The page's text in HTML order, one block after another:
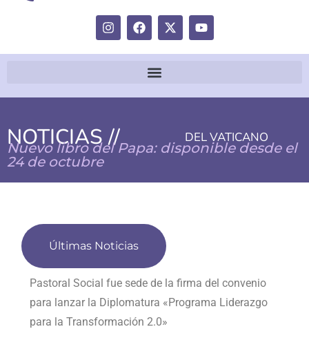
NOTICIAS // DEL VATICANO
Nuevo libro del Papa: disponible desde el
24 de octubre
Últimas Noticias
Presentación de la Carta Encíclica Magnifica
humanitas